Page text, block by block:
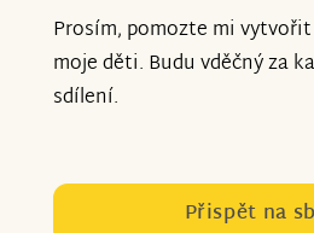
Prosím, pomozte mi
moje děti. Budu vděčný za
sdílení.
Přispět na